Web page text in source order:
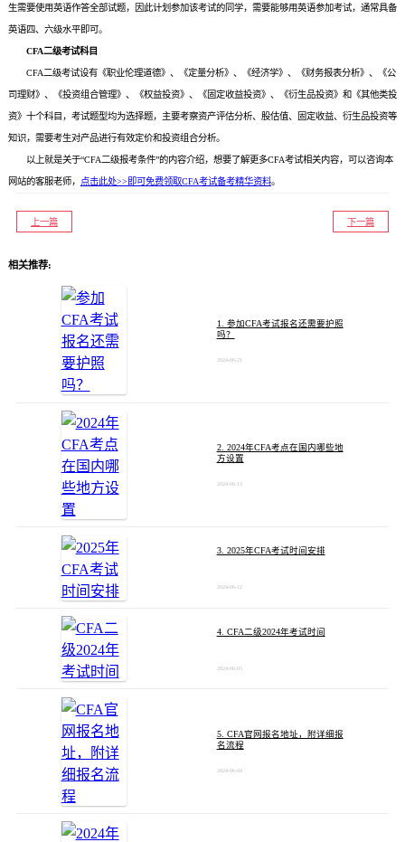
生需要使用英语作答全部试题，因此计划参加该考试的同学，需要能够用英语参加考试，通常具备
英语四、六级水平即可。
CFA二级考试科目
CFA二级考试设有《职业伦理道德》、《定量分析》、《经济学》、《财务报表分析》、《公
司理财》、《投资组合管理》、《权益投资》、《固定收益投资》、《衍生品投资》和《其他类投
资》十个科目，考试题型均为选择题，主要考察资产评估分析、股估值、固定收益、衍生品投资等
知识，需要考生对产品进行有效定价和投资组合分析。
以上就是关于“CFA二级报考条件”的内容介绍，想要了解更多CFA考试相关内容，可以咨询本
网站的客服老师， 点击此处>>即可免费领取CFA考试备考精华资料。
上一篇 下一篇
相关推荐:
1. 参加CFA考试报名还需要护照
吗？
2024-06-21
2. 2024年CFA考点在国内哪些地
方设置
2024-06-13
3. 2025年CFA考试时间安排
2024-06-12
4. CFA二级2024年考试时间
2024-06-05
5. CFA官网报名地址，附详细报
名流程
2024-06-04